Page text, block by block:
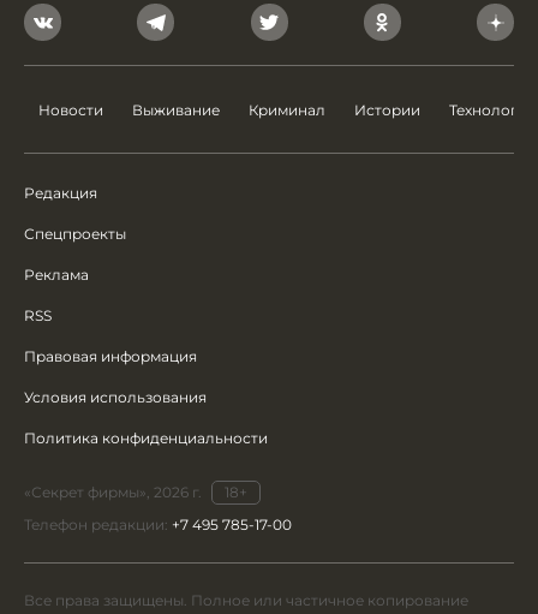
Новости Выживание Криминал Истории Технологии
Редакция
Спецпроекты
Реклама
RSS
Правовая информация
Условия использования
Политика конфиденциальности
«Секрет фирмы», 2026 г.
18+
Телефон редакции: +7 495 785-17-00
Все права защищены. Полное или частичное копирование